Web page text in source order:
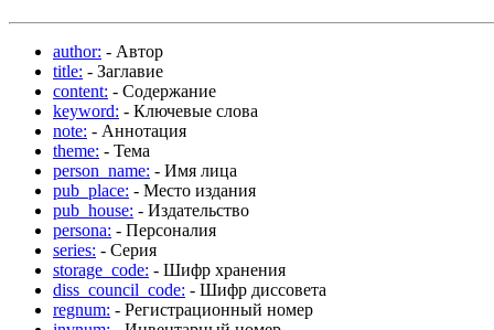
author: - Автор
title: - Заглавие
content: - Содержание
keyword: - Ключевые слова
note: - Аннотация
theme: - Тема
person_name: - Имя лица
pub_place: - Место издания
pub_house: - Издательство
persona: - Персоналия
series: - Серия
storage_code: - Шифр хранения
diss_council_code: - Шифр диссовета
regnum: - Регистрационный номер